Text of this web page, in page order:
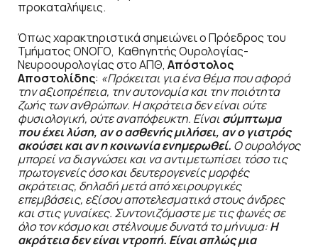
προκαταλήψεις.
Όπως χαρακτηριστικά σημειώνει o Πρόεδρος του
Τμήματος ΟΝΟΓΟ, Καθηγητής Ουρολογίας-
Νευροουρολογίας στο ΑΠΘ, Απόστολος
Αποστολίδης: «Πρόκειται για ένα θέμα που αφορά
την αξιοπρέπεια, την αυτονομία και την ποιότητα
ζωής των ανθρώπων. Η ακράτεια δεν είναι ούτε
φυσιολογική, ούτε αναπόφευκτη. Είναισύμπτωμα
που έχει λύση, αν ο ασθενής μιλήσει, αν ο γιατρός
ακούσει και αν η κοινωνία ενημερωθεί. Ο ουρολόγος
μπορεί να διαγνώσει και να αντιμετωπίσει τόσο τις
πρωτογενείς όσο και δευτερογενείς μορφές
ακράτειας, δηλαδή μετά από χειρουργικές
επεμβάσεις, εξίσου αποτελεσματικά στους άνδρες
και στις γυναίκες. Συντονιζόμαστε με τις φωνές σε
όλο τον κόσμο και στέλνουμε δυνατά το μήνυμα:Η
ακράτεια δεν είναι ντροπή. Είναι απλώς μια